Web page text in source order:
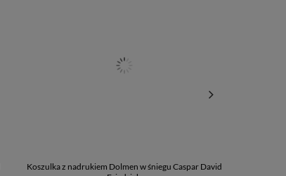
Koszulka z nadrukiem Dolmen w śniegu Caspar David